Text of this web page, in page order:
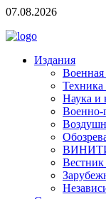
07.08.2026
Издания
Наука и